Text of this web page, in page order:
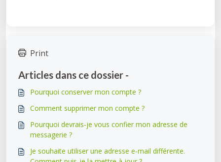
Print
Articles dans ce dossier -
Pourquoi conserver mon compte ?
Comment supprimer mon compte ?
Pourquoi devrais-je vous confier mon adresse de
messagerie ?
Je souhaite utiliser une adresse e-mail différente.